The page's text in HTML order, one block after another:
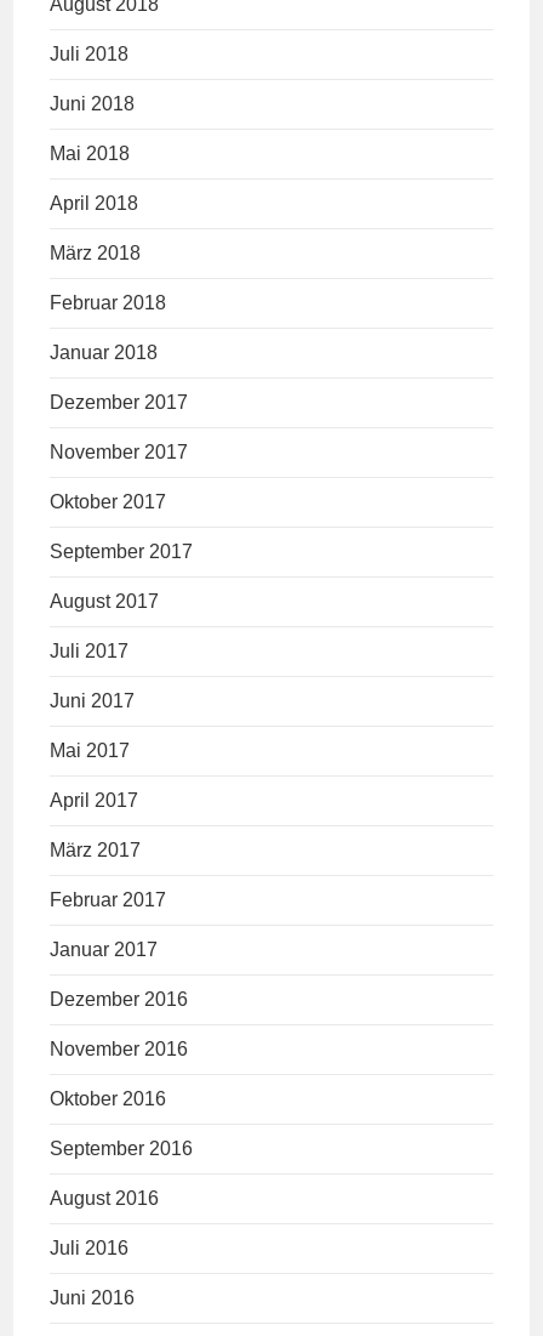
August 2018
Juli 2018
Juni 2018
Mai 2018
April 2018
März 2018
Februar 2018
Januar 2018
Dezember 2017
November 2017
Oktober 2017
September 2017
August 2017
Juli 2017
Juni 2017
Mai 2017
April 2017
März 2017
Februar 2017
Januar 2017
Dezember 2016
November 2016
Oktober 2016
September 2016
August 2016
Juli 2016
Juni 2016